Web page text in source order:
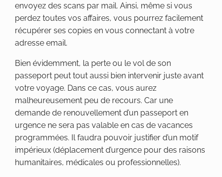
envoyez des scans par mail. Ainsi, même si vous
perdez toutes vos affaires, vous pourrez facilement
récupérer ses copies en vous connectant à votre
adresse email.
Bien évidemment, la perte ou le vol de son
passeport peut tout aussi bien intervenir juste avant
votre voyage. Dans ce cas, vous aurez
malheureusement peu de recours. Car une
demande de renouvellement d’un passeport en
urgence ne sera pas valable en cas de vacances
programmées. Il faudra pouvoir justifier d’un motif
impérieux (déplacement d’urgence pour des raisons
humanitaires, médicales ou professionnelles).